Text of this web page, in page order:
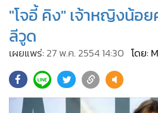
• ภาคใต้
• ภูมิภาค
Online Section
• ผู้จัดการรายวัน
• คอลัมนิสต์
"โจอี้ คิง" เจ้าหญิงน้อ
ลีวูด
เผยแพร่: 27 พ.ค. 2554 14:30 โดย: